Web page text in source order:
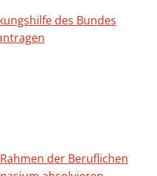
des Bundes
der Beruflichen